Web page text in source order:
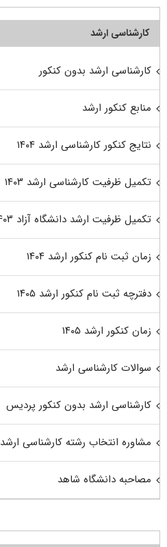
کارشناسی ارشد
کارشناسی ارشد بدون کنکور
منابع کنکور ارشد
نتایج کنکور کارشناسی ارشد ۱۴۰۴
تکمیل ظرفیت کارشناسی ارشد ۱۴۰۳
تکمیل ظرفیت ارشد دانشگاه آزاد ۱۴۰۳
زمان ثبت نام کنکور ارشد ۱۴۰۴
دفترچه ثبت نام کنکور ارشد ۱۴۰۵
زمان کنکور ارشد ۱۴۰۵
سوالات کارشناسی ارشد
کارشناسی ارشد بدون کنکور پردیس
مشاوره انتخاب رشته کارشناسی ارشد
مصاحبه دانشگاه شاهد